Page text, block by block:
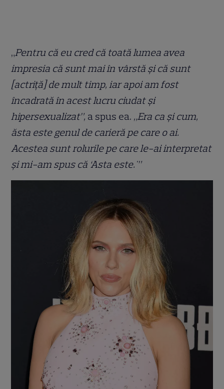
„Pentru că eu cred că toată lumea avea
impresia că sunt mai în vârstă și că sunt
[actriță] de mult timp, iar apoi am fost
încadrată în acest lucru ciudat și
hipersexualizat”, a spus ea. „Era ca și cum,
ăsta este genul de carieră pe care o ai.
Acestea sunt rolurile pe care le-ai interpretat
și mi-am spus că ‘Asta este.'”